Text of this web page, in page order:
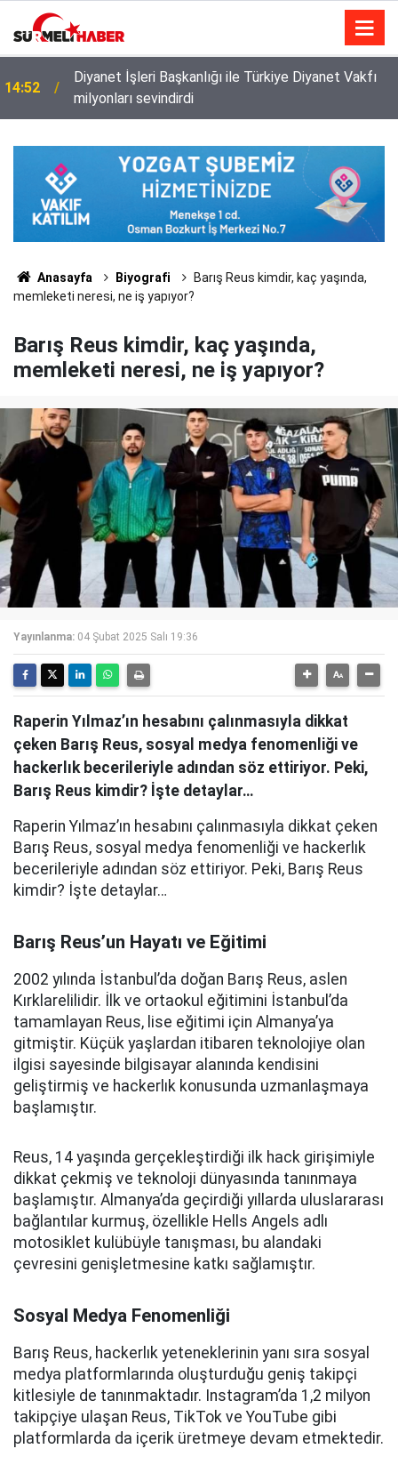
14:52
Diyanet İşleri Başkanlığı ile Türkiye Diyanet Vakfı
milyonları sevindirdi
Anasayfa Biyografi
Barış Reus kimdir, kaç yaşında,
memleketi neresi, ne iş yapıyor?
Barış Reus kimdir, kaç yaşında,
memleketi neresi, ne iş yapıyor?
Yayınlanma: 04 Şubat 2025 Salı 19:36
Raperin Yılmaz’ın hesabını çalınmasıyla dikkat
çeken Barış Reus, sosyal medya fenomenliği ve
hackerlık becerileriyle adından söz ettiriyor. Peki,
Barış Reus kimdir? İşte detaylar…
Raperin Yılmaz’ın hesabını çalınmasıyla dikkat çeken
Barış Reus, sosyal medya fenomenliği ve hackerlık
becerileriyle adından söz ettiriyor. Peki, Barış Reus
kimdir? İşte detaylar…
Barış Reus’un Hayatı ve Eğitimi
2002 yılında İstanbul’da doğan Barış Reus, aslen
Kırklarelilidir. İlk ve ortaokul eğitimini İstanbul’da
tamamlayan Reus, lise eğitimi için Almanya’ya
gitmiştir. Küçük yaşlardan itibaren teknolojiye olan
ilgisi sayesinde bilgisayar alanında kendisini
geliştirmiş ve hackerlık konusunda uzmanlaşmaya
başlamıştır.
Reus, 14 yaşında gerçekleştirdiği ilk hack girişimiyle
dikkat çekmiş ve teknoloji dünyasında tanınmaya
başlamıştır. Almanya’da geçirdiği yıllarda uluslararası
bağlantılar kurmuş, özellikle Hells Angels adlı
motosiklet kulübüyle tanışması, bu alandaki
çevresini genişletmesine katkı sağlamıştır.
Sosyal Medya Fenomenliği
Barış Reus, hackerlık yeteneklerinin yanı sıra sosyal
medya platformlarında oluşturduğu geniş takipçi
kitlesiyle de tanınmaktadır. Instagram’da 1,2 milyon
takipçiye ulaşan Reus, TikTok ve YouTube gibi
platformlarda da içerik üretmeye devam etmektedir.